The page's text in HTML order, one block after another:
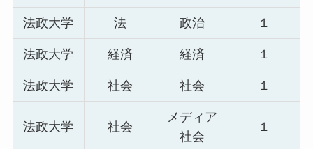
法政大学 法 政治 １
法政大学 経済 経済 １
法政大学 社会 社会 １
法政大学 社会
メディア
社会
１